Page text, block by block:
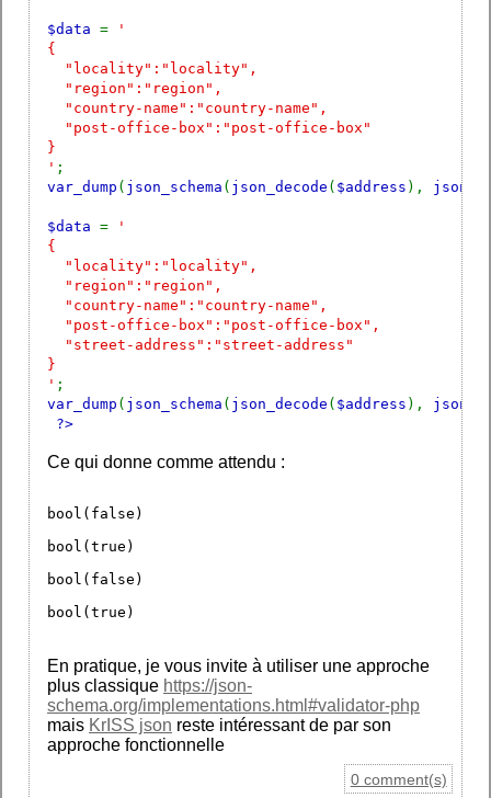
$data =
'
{
"locality":"locality",
"region":"region",
"country-name":"country-name",
"post-office-box":"post-office-box"
}
' ;
var_dump ( json_schema ( json_decode ( $address ),
$data =
'
{
"locality":"locality",
"region":"region",
"country-name":"country-name",
"post-office-box":"post-office-box",
"street-address":"street-address"
}
' ;
var_dump ( json_schema ( json_decode ( $address ),
?>
Ce qui donne comme attendu :
bool(false)
bool(true)
bool(false)
bool(true)
En pratique, je vous invite à utiliser une approche
plus classique https://json-
schema.org/implementations.html#validator-php
mais KrISS json reste intéressant de par son
approche fonctionnelle
0 comment(s)